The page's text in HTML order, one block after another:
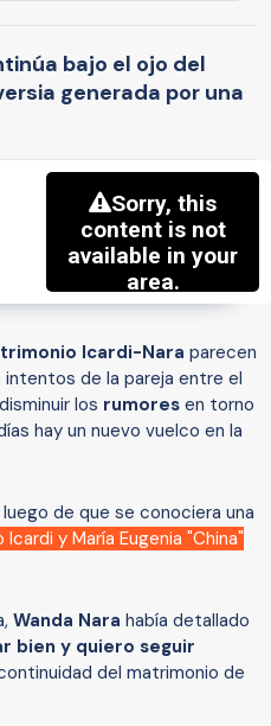
bajo el ojo del
generada por una
Icardi-Nara parecen
intentos de la pareja entre el
los rumores en torno
hay un nuevo vuelco en la
de que se conociera una
Icardi y María Eugenia "China"
Wanda Nara había detallado
bien y quiero seguir
del matrimonio de